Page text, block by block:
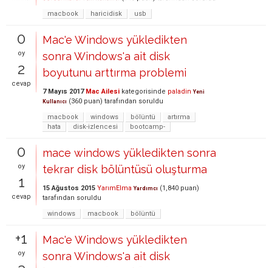
macbook
haricidisk usb
0
oy
2
cevap
Mac'e Windows yükledikten
sonra Windows'a ait disk
boyutunu arttırma problemi
7 Mayıs 2017 Mac Ailesi kategorisinde paladin Yeni
Kullanıcı (360 puan) tarafından soruldu
macbook
windows bölüntü
artırma
hata
disk-izlencesi bootcamp-
0
oy
1
cevap
mace windows yükledikten sonra
tekrar disk bölüntüsü oluşturma
15 Ağustos 2015 YarımElma Yardımcı (1,840 puan)
tarafından soruldu
windows
macbook bölüntü
+1
oy
Mac'e Windows yükledikten
sonra Windows'a ait disk